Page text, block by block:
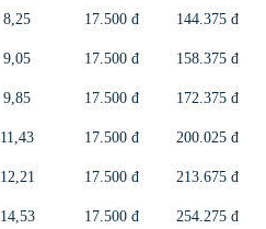
8,25 17.500 đ
144.375 đ
9,05 17.500 đ
158.375 đ
9,85 17.500 đ
172.375 đ
11,43 17.500 đ
200.025 đ
12,21 17.500 đ
213.675 đ
14,53 17.500 đ
254.275 đ